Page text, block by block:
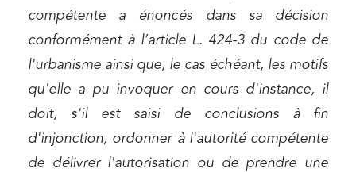
compétente a énoncés dans sa décision
conformément à l’article L. 424-3 du code de
l'urbanisme ainsi que, le cas échéant, les motifs
qu'elle a pu invoquer en cours d'instance, il
doit, s'il est saisi de conclusions à fin
d'injonction, ordonner à l'autorité compétente
de délivrer l'autorisation ou de prendre une